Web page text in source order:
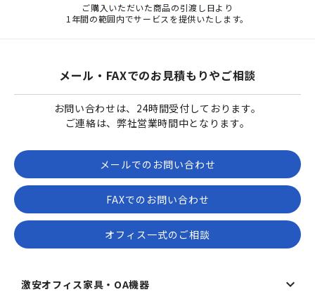
ご購入いただいた商品の引渡し日より
1年間の範囲内でサービスを提供いたします。
メール・FAXでのお見積もりやご相談
お問い合わせは、24時間受付しております。
ご連絡は、弊社営業時間中となります。
メールでのお問い合わせ
FAXでのお問い合わせ
オフィス一式のご相談
激安オフィス家具・OA機器